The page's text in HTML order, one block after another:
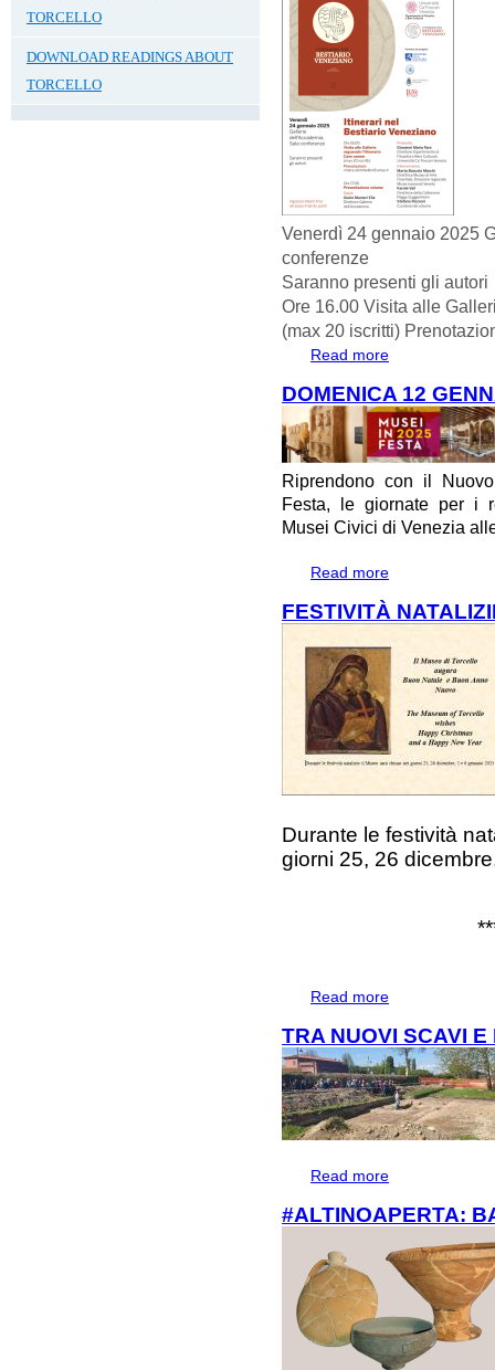
TORCELLO
DOWNLOAD READINGS ABOUT
TORCELLO
Venerdì 24 gennaio 2025
conferenze
Saranno presenti gli autori
Ore 16.00 Visita alle
(max 20 iscritti)
Read more
DOMENICA 12
Riprendono con il
Festa, le giornate per i
Musei Civici di Venezia
Read more
FESTIVITÀ
Durante le festività
giorni 25, 26
Read more
TRA NUOVI SCAVI
Read more
#ALTINOAPERTA: